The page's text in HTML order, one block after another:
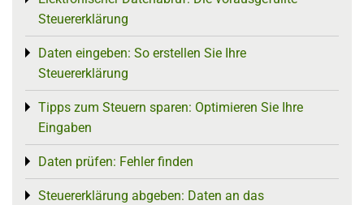
Steuererklärung
Daten eingeben: So erstellen Sie Ihre
Steuererklärung
Toggle menu
Tipps zum Steuern sparen: Optimieren Sie Ihre
Eingaben
Toggle menu
Daten prüfen: Fehler finden
Toggle menu
Steuererklärung abgeben: Daten an das
Toggle menu